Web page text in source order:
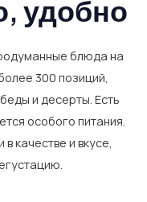
удобно
блюда на
300 позиций,
и десерты. Есть
особого питания.
качестве и вкусе,